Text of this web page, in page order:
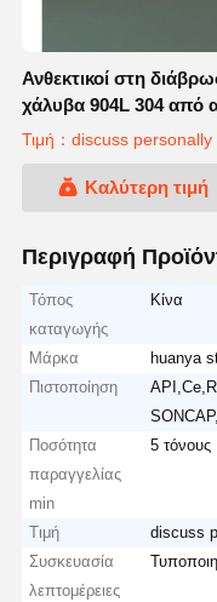
Ανθεκτικοί στη
χάλυβα 904L 304 από
Τιμή：discuss personally
Καλύτερη τιμή
Περιγραφή
Τόπος
καταγωγής
Κίνα
Μάρκα
huanya
Πιστοποίηση
Ποσότητα
παραγγελίας
min
5 τόνους
Τιμή
discuss
Συσκευασία
λεπτομέρειες